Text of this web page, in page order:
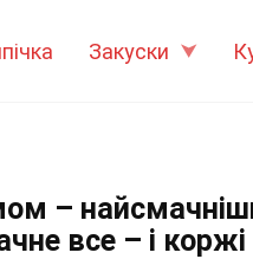
Закуски
–
все – і коржі